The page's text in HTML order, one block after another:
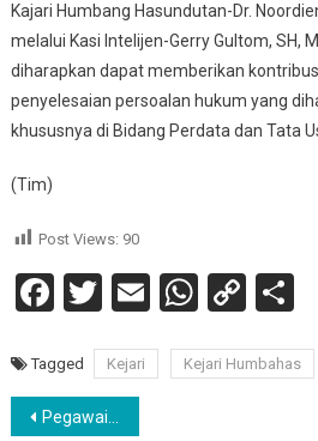
Kajari Humbang Hasundutan-Dr.
melalui Kasi Intelijen-Gerry Gultom, SH,
diharapkan dapat memberikan
penyelesaian persoalan hukum yang
khususnya di Bidang Perdata dan Tata
(Tim)
Post Views: 90
Facebook
Twitter
EmailCopy
Tagged Kejari Kejari Humbahas
Navigasi
Pegawai Lapas Narkotika Kelas IIA Pematangsiantar Ikut Tes Urine